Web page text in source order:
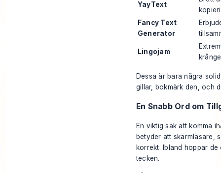
YayText
Fancy Text
Generator
Lingojam
Dessa är bara några
gillar, bokmärk den, och
En Snabb Ord om
En viktig sak att komma
betyder att skärmläsare,
korrekt. Ibland hoppar
tecken.